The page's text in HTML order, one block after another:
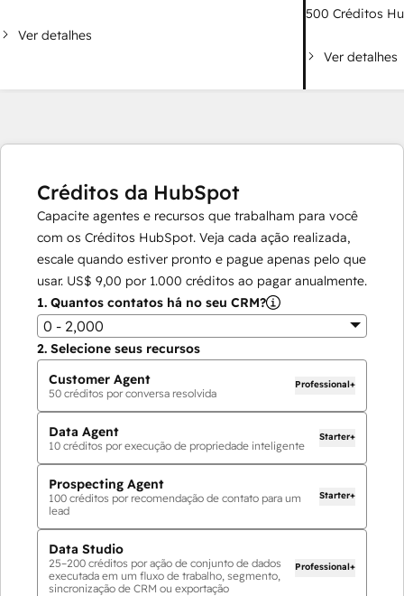
Ver detalhes
500 Créditos
Ver detalhes
Créditos da HubSpot
Capacite agentes e recursos que trabalham para você
com os Créditos HubSpot. Veja cada ação realizada,
escale quando estiver pronto e pague apenas pelo que
usar. US$ 9,00 por 1.000 créditos ao pagar anualmente.
1. Quantos contatos há no seu CRM?
0 - 2,000
2. Selecione seus recursos
Customer Agent
50 créditos por conversa resolvida
Professional+
Data Agent
10 créditos por execução de propriedade inteligente
Starter+
Prospecting Agent
100 créditos por recomendação de contato para um
lead
Starter+
Data Studio
25–200 créditos por ação de conjunto de dados
executada em um fluxo de trabalho, segmento,
sincronização de CRM ou exportação
Professional+